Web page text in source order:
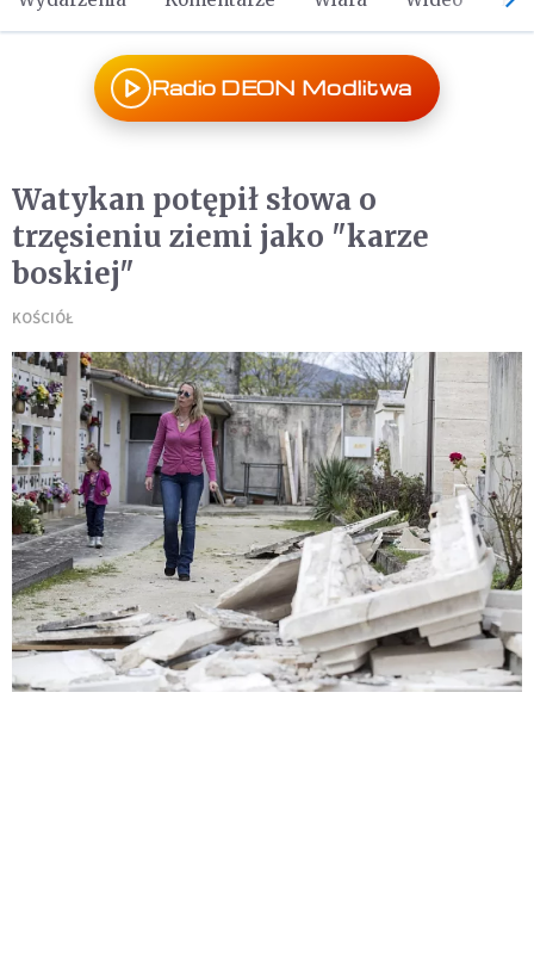
Radio DEON Modlitwa
Watykan potępił słowa o
trzęsieniu ziemi jako "karze
boskiej"
KOŚCIÓŁ